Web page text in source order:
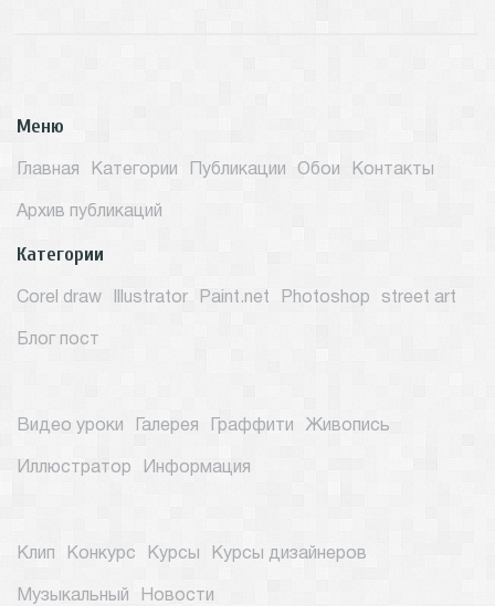
Меню
Главная Категории Публикации Обои Контакты
Архив публикаций
Категории
Corel draw Illustrator Paint.net Photoshop street art
Блог пост
Видео уроки Галерея Граффити Живопись
Иллюстратор Информация
Клип Конкурс Курсы Курсы дизайнеров
Музыкальный Новости